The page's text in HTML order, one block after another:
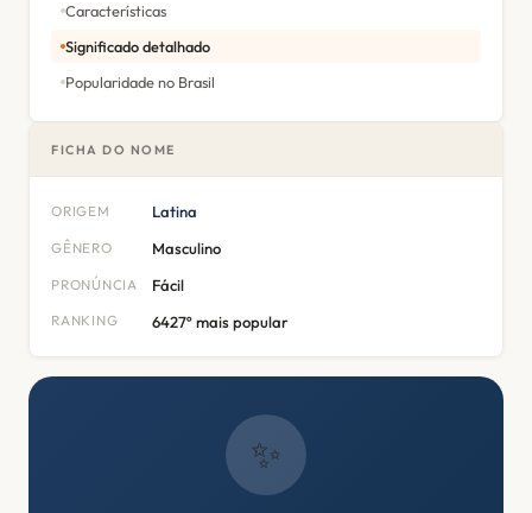
Características
Significado detalhado
Popularidade no Brasil
FICHA DO NOME
ORIGEM Latina
GÊNERO Masculino
PRONÚNCIA Fácil
RANKING 6427º mais popular
✨